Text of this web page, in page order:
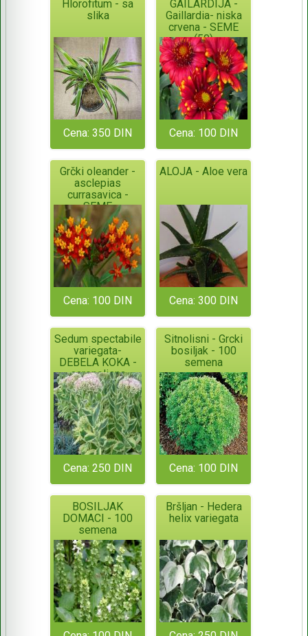
Hlorofitum - sa
slika
Cena: 350 DIN
GAILARDIJA -
Gaillardia- niska
crvena - SEME
(50)
Cena: 100 DIN
Grčki oleander -
asclepias
currasavica -
SEME
Cena: 100 DIN
ALOJA - Aloe vera
Cena: 300 DIN
Sedum spectabile
variegata-
DEBELA KOKA -
sarenolisna
Cena: 250 DIN
Sitnolisni - Grcki
bosiljak - 100
semena
Cena: 100 DIN
BOSILJAK
DOMACI - 100
semena
Bršljan - Hedera
helix variegata